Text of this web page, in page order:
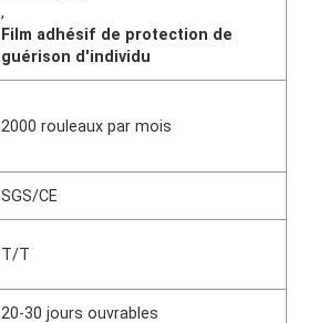
,
Film adhésif de protection de
guérison d'individu
2000 rouleaux par mois
SGS/CE
T/T
20-30 jours ouvrables